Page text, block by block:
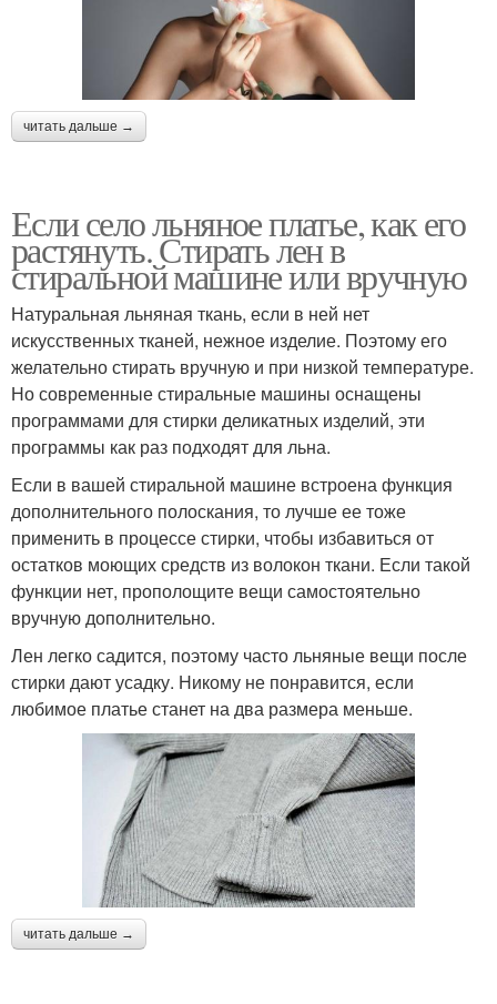
читать дальше →
Если село льняное платье, как его
растянуть. Стирать лен в
стиральной машине или вручную
Натуральная льняная ткань, если в ней нет
искусственных тканей, нежное изделие. Поэтому его
желательно стирать вручную и при низкой температуре.
Но современные стиральные машины оснащены
программами для стирки деликатных изделий, эти
программы как раз подходят для льна.
Если в вашей стиральной машине встроена функция
дополнительного полоскания, то лучше ее тоже
применить в процессе стирки, чтобы избавиться от
остатков моющих средств из волокон ткани. Если такой
функции нет, прополощите вещи самостоятельно
вручную дополнительно.
Лен легко садится, поэтому часто льняные вещи после
стирки дают усадку. Никому не понравится, если
любимое платье станет на два размера меньше.
читать дальше →